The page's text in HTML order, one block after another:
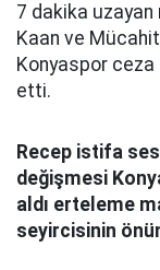
7 dakika
Kaan ve
Konyaspor
etti.
Recep istifa
değişmesi
aldı erteleme
seyircisinin önü